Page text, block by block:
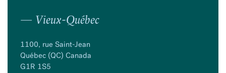
— Vieux-Québec
1100, rue Saint-Jean
Québec (QC) Canada
G1R 1S5